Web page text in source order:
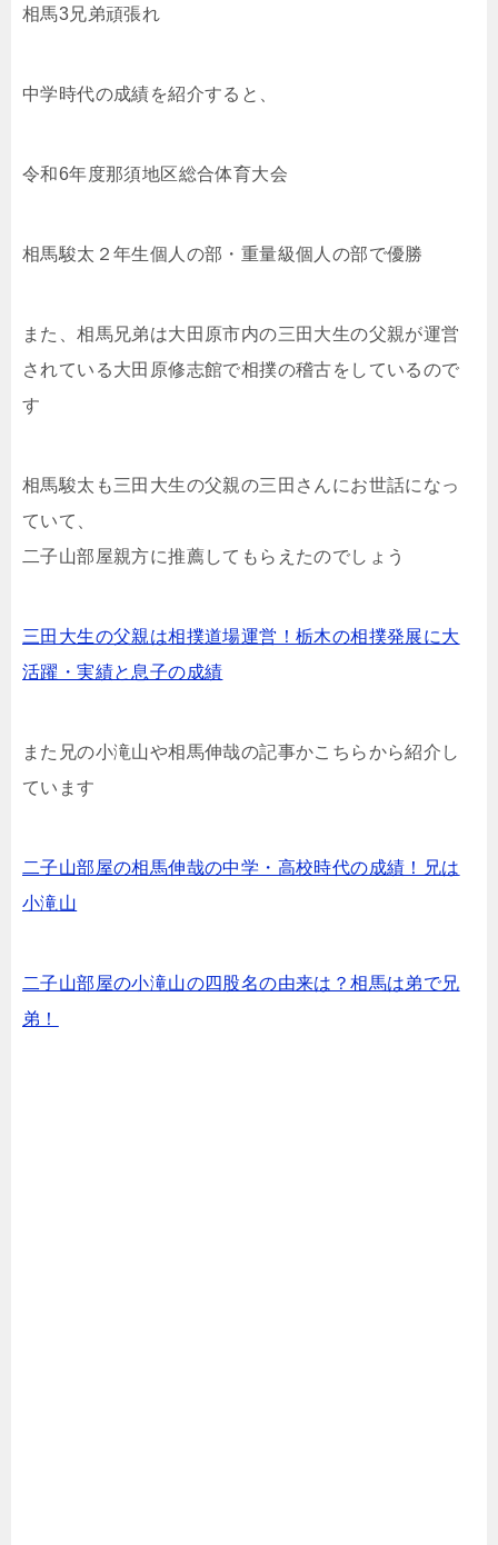
相馬3兄弟頑張れ
中学時代の成績を紹介すると、
令和6年度那須地区総合体育大会
相馬駿太２年生個人の部・重量級個人の部で優勝
また、相馬兄弟は大田原市内の三田大生の父親が運営
されている大田原修志館で相撲の稽古をしているので
す
相馬駿太も三田大生の父親の三田さんにお世話になっ
ていて、
二子山部屋親方に推薦してもらえたのでしょう
三田大生の父親は相撲道場運営！栃木の相撲発展に大
活躍・実績と息子の成績
また兄の小滝山や相馬伸哉の記事かこちらから紹介し
ています
二子山部屋の相馬伸哉の中学・高校時代の成績！兄は
小滝山
二子山部屋の小滝山の四股名の由来は？相馬は弟で兄
弟！